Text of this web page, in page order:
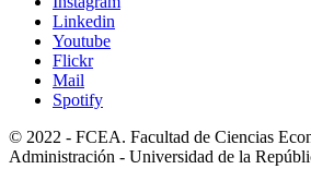
Linkedin
Youtube
Flickr
Mail
Spotify
© 2022 - FCEA. Facultad de Ciencias
Administración - Universidad de la